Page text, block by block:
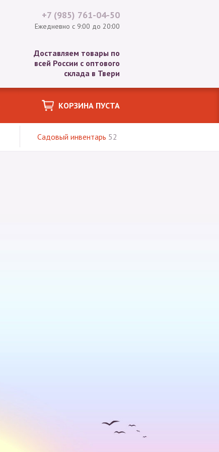
+7 (985) 761-04-50
Ежедневно с 9:00 до 20:00
Доставляем товары по
всей России с оптового
склада в Твери
КОРЗИНА ПУСТА
Садовый инвентарь 52